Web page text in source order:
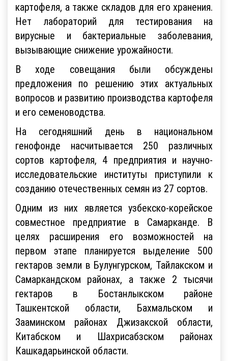
картофеля, а также складов для его хранения.
Нет лабораторий для тестирования на
вирусные и бактериальные заболевания,
вызывающие снижение урожайности.
В ходе совещания были обсуждены
предложения по решению этих актуальных
вопросов и развитию производства картофеля
и его семеноводства.
На сегодняшний день в национальном
генофонде насчитывается 250 различных
сортов картофеля, 4 предприятия и научно-
исследовательские институты приступили к
созданию отечественных семян из 27 сортов.
Одним из них является узбекско-корейское
совместное предприятие в Самарканде. В
целях расширения его возможностей на
первом этапе планируется выделение 500
гектаров земли в Булунгурском, Тайлакском и
Самаркандском районах, а также 2 тысячи
гектаров в Бостанлыкском районе
Ташкентской области, Бахмальском и
Зааминском районах Джизакской области,
Китабском и Шахрисабзском районах
Кашкадарьинской области.